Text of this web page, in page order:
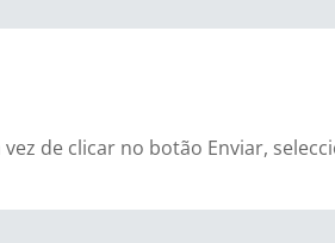
de clicar no botão Enviar,